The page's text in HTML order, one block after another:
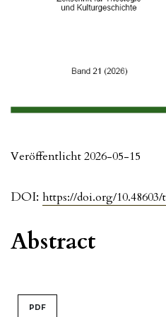
DOI: https://doi.org/
Veröffentlicht 2026-05-15
Abstract
PDF